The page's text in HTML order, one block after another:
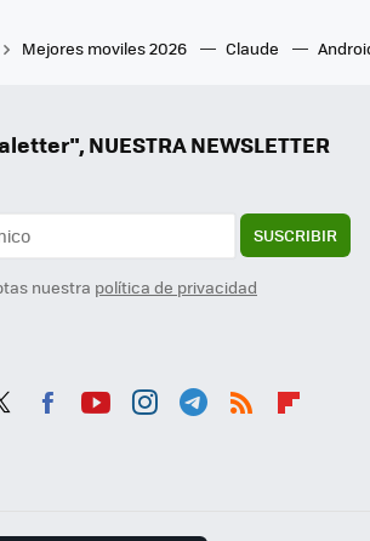
Mejores moviles 2026 Claude
NUESTRA NEWSLETTER
SUSCRIBIR
nuestra política de privacidad